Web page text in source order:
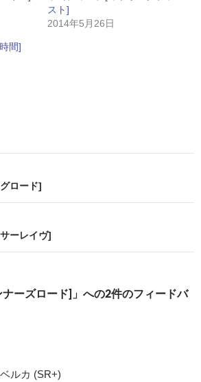
スト]
2014年5月26日
間]
ロード]
ーレイヴ]
ナーズロード]」への2件のフィードバ
ルカ (SR+)